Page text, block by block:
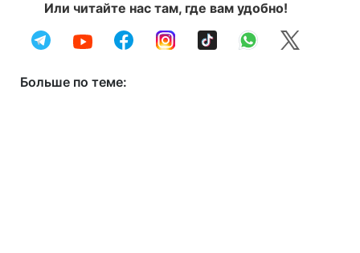
Или читайте нас там, где вам удобно!
Больше по теме: